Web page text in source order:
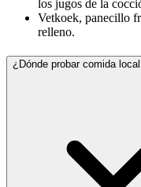
los jugos de la
Vetkoek, panecillo
relleno.
¿Dónde probar comida